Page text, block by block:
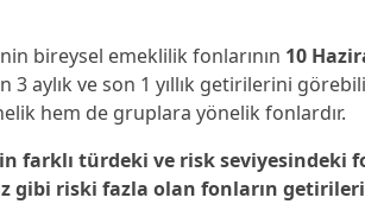
bireysel emeklilik fonlarının 10
3 aylık ve son 1 yıllık getirilerini
hem de gruplara yönelik fonlardır.
farklı türdeki ve risk seviyesindeki
riski fazla olan fonların